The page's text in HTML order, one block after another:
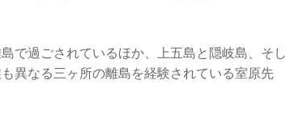
で過ごされているほか、上五島と隠岐島、そし
異なる三ヶ所の離島を経験されている室原先